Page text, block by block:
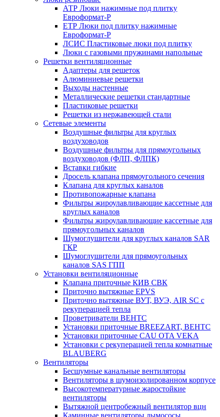
АТР Люки нажимные под плитку
Евроформат-Р
ЕТР Люки под плитку нажимные
Евроформат-Р
ЛСИС Пластиковые люки под плитку
Люки с газовыми пружинами напольные
Решетки вентиляционные
Адаптеры для решеток
Алюминиевые решетки
Выходы настенные
Металлические решетки стандартные
Пластиковые решетки
Решетки из нержавеющей стали
Сетевые элементы
Воздушные фильтры для круглых
воздуховодов
Воздушные фильтры для прямоугольных
воздуховодов (ФЛП, ФЛПК)
Вставки гибкие
Дросель клапана прямоугольного сечения
Клапана для круглых каналов
Противопожарные клапана
Фильтры жироулавливающие кассетные для
круглых каналов
Фильтры жироулавливающие кассетные для
прямоугольных каналов
Шумоглушители для круглых каналов SAR
ГКР
Шумоглушители для прямоугольных
каналов SAS ГПП
Установки вентиляционные
Клапана приточные КИВ СВК
Приточно вытяжные EPVS
Приточно вытяжные ВУТ, ВУЭ, AIR SC с
рекуперацией тепла
Проветриватели ВЕНТС
Установки приточные BREEZART, ВЕНТС
Установки приточные CAU OTA VEKA
Установки с рекуперацией тепла комнатные
BLAUBERG
Вентиляторы
Бесшумные канальные вентиляторы
Вентиляторы в шумоизолированном корпусе
Высокотемпературные жаростойкие
вентиляторы
Вытяжной центробежный вентилятор вцн
Каминные вентиляторы дымососы